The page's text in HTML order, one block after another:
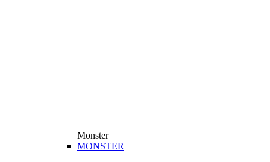
Monster
MONSTER